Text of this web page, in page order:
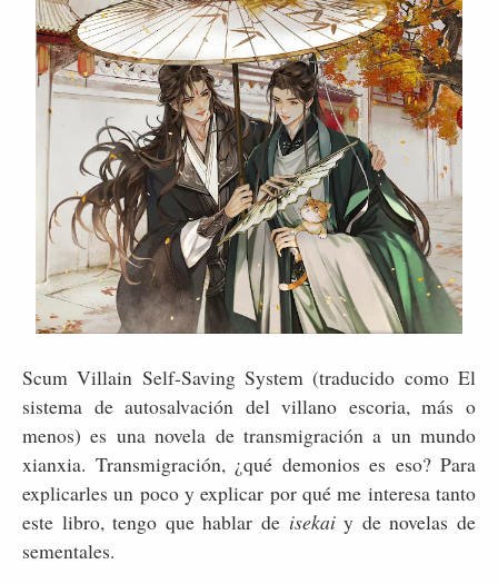
Scum Villain Self-Saving System (traducido como El
sistema de autosalvación del villano escoria, más o
menos) es una novela de transmigración a un mundo
xianxia. Transmigración, ¿qué demonios es eso? Para
explicarles un poco y explicar por qué me interesa tanto
este libro, tengo que hablar de isekaiy de novelas de
sementales.